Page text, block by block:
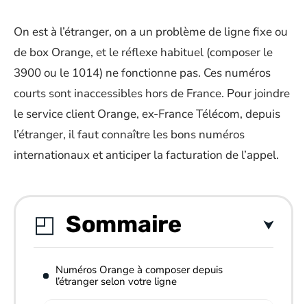
On est à l’étranger, on a un problème de ligne fixe ou
de box Orange, et le réflexe habituel (composer le
3900 ou le 1014) ne fonctionne pas. Ces numéros
courts sont inaccessibles hors de France. Pour joindre
le service client Orange, ex-France Télécom, depuis
l’étranger, il faut connaître les bons numéros
internationaux et anticiper la facturation de l’appel.
Sommaire
Numéros Orange à composer depuis
l’étranger selon votre ligne